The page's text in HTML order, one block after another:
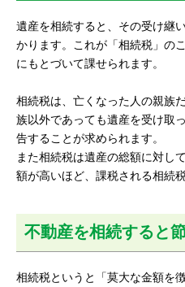
遺産を相続すると、その受け継
かります。これが「相続税」の
にもとづいて課せられます。
相続税は、亡くなった人の親族
族以外であっても遺産を受け取
告することが求められます。
また相続税は遺産の総額に対し
額が高いほど、課税される相続
不動産を相続すると
相続税というと「莫大な金額を